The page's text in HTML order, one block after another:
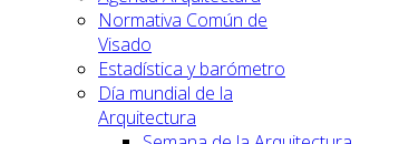
Normativa Común de
Visado
Estadística y barómetro
Día mundial de la
Arquitectura